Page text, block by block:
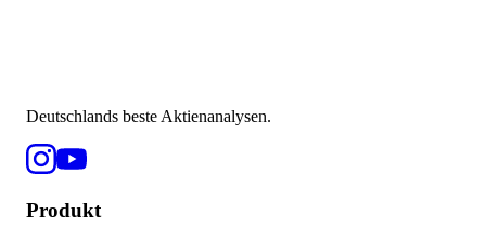
Deutschlands beste Aktienanalysen.
Produkt